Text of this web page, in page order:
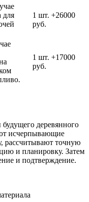
для
1 шт. +26000
руб.
1 шт. +17000
руб.
деревянного
исчерпывающие
рассчитывают точную
и планировку. Затем
и подтверждение.